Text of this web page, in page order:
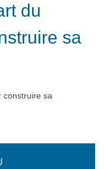
du
sa
construire sa